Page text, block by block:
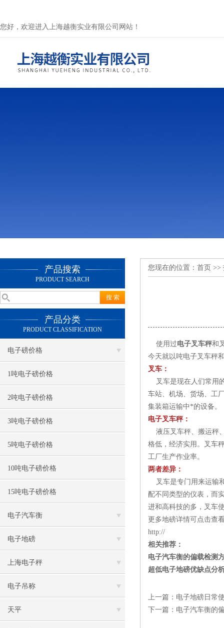
您好，欢迎进入上海越衡实业有限公司网站！
产品搜索
PRODUCT SEARCH
产品分类
PRODUCT CLASSIFICATION
电子磅价格
1吨电子磅价格
2吨电子磅价格
3吨电子磅价格
5吨电子磅价格
10吨电子磅价格
15吨电子磅价格
电子汽车衡
电子地磅
上海电子秤
电子吊称
天平
您现在的位置： 首页 >>
使用过电子叉车秤和
今天就以吨电子叉车秤
叉车：
叉车是现在人们常用
车站、机场、货场、工
集装箱运输中*的设备。
电子叉车秤：
液压叉车秤、搬运秤
格低，经济实用。叉车
工厂生产作业率。
两者差异：
叉车是专门用来运输
配不同类型的仪表，而
进和高科技的多，叉车
更多地磅详情可点击查
http://
相关推荐：
电子汽车衡的偏载检测
超低电子地磅优缺点分
上一篇： 电子地磅日常
下一篇： 电子汽车衡的